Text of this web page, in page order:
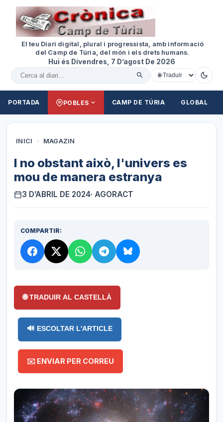
El teu Diari digital, plural i progressista, amb informació
del Camp de Túria, del món i els drets humans.
Hui és Divendres, 7 D’agost De 2026
Cercar al diari
PORTADA POBLES CAMP DE TÚRIA GLOBAL
INICI › MAGAZIN
I no obstant això, l'univers es
mou de manera estranya
3 D’ABRIL DE 2024· AGORACT
COMPARTIR:
🌐 TRADUIR AL CASTELLÀ
🔊 ESCOLTAR L'ARTICLE
✉️ ENVIAR PER CORREU